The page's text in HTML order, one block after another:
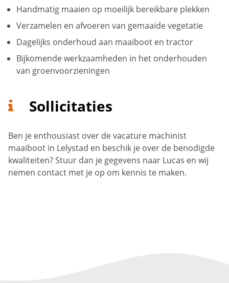
Handmatig maaien op moeilijk bereikbare plekken
Verzamelen en afvoeren van gemaaide vegetatie
Dagelijks onderhoud aan maaiboot en tractor
Bijkomende werkzaamheden in het onderhouden
van groenvoorzieningen
Sollicitaties
Ben je enthousiast over de vacature machinist
maaiboot in Lelystad en beschik je over de benodigde
kwaliteiten? Stuur dan je gegevens naar Lucas en wij
nemen contact met je op om kennis te maken.